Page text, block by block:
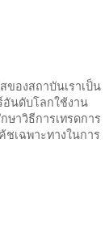
งสถาบันเราเป็น
อันดับโลกใช้งาน
าวิธีการเทรดการ
ชเฉพาะทางในการ